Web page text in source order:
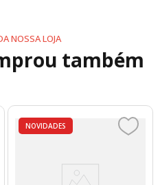
NOSSA LOJA
também
NOVIDADES